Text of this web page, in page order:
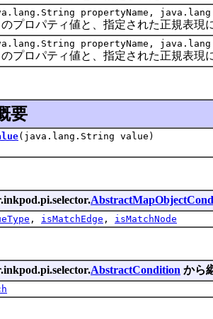
propertyName,
ロパティ値と、指定された正規表現に
propertyName,
ロパティ値と、指定された正規表現に
要
(java.lang.String value)
, isMatchEdge , isMatchNode
AbstractCondition から